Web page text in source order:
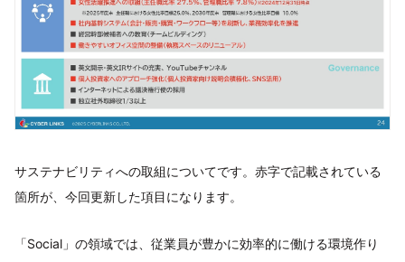
サステナビリティへの取組についてです。赤字で記載されている
箇所が、今回更新した項目になります。
「Social」の領域では、従業員が豊かに効率的に働ける環境作り